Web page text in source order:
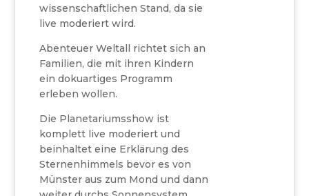
wissenschaftlichen Stand, da sie
live moderiert wird.
Abenteuer Weltall richtet sich an
Familien, die mit ihren Kindern
ein dokuartiges Programm
erleben wollen.
Die Planetariumsshow ist
komplett live moderiert und
beinhaltet eine Erklärung des
Sternenhimmels bevor es von
Münster aus zum Mond und dann